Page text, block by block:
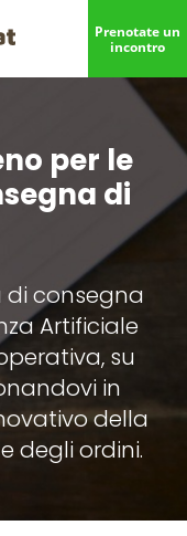
Prenotate un
incontro
per le
di
consegna
Artificiale
su
in
della
degli ordini.